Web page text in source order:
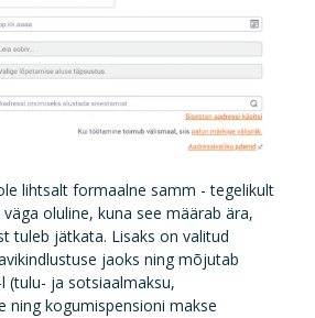
lihtsalt formaalne samm - tegelikult
oluline, kuna see määrab ära,
tuleb jätkata. Lisaks on valitud
jaoks ning mõjutab
(tulu- ja sotsiaalmaksu,
ning kogumispensioni makse